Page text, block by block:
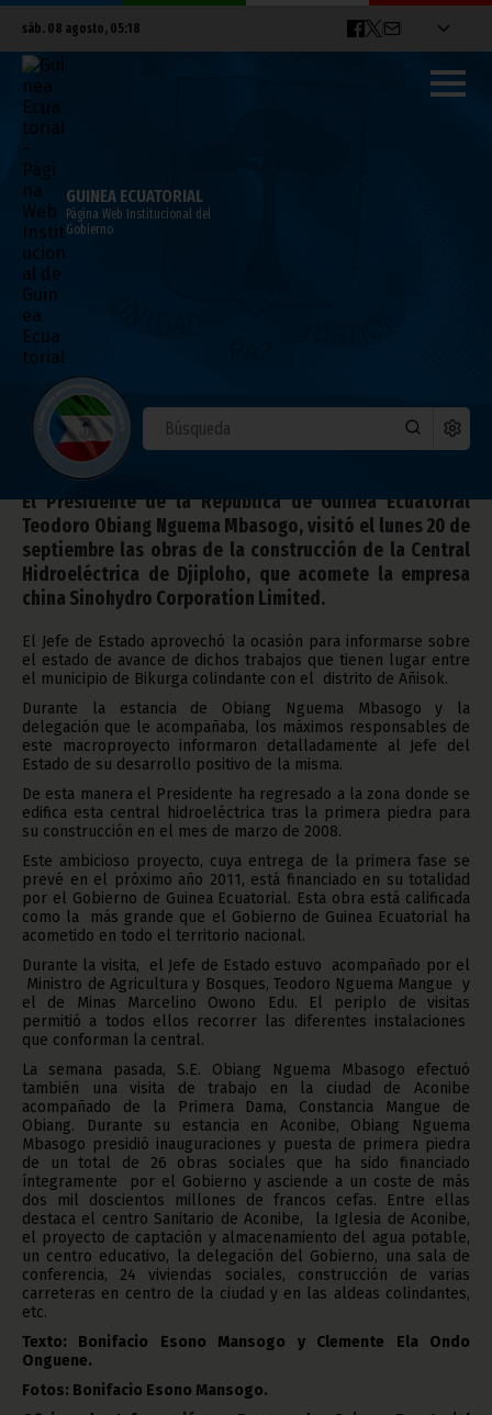
sáb. 08 agosto, 05:18
GUINEA ECUATORIAL
Página Web Institucional del
Gobierno
Visita del Jefe de Estado ecuatoguineano
a la Central Hidroeléctrica de Djiploho
septiembre 24, 2010
Noticias Presidencia
El Presidente de la República de Guinea Ecuatorial
Teodoro Obiang Nguema Mbasogo, visitó el lunes 20 de
septiembre las obras de la construcción de la Central
Hidroeléctrica de Djiploho, que acomete la empresa
china Sinohydro Corporation Limited.
El Jefe de Estado aprovechó la ocasión para informarse sobre
el estado de avance de dichos trabajos que tienen lugar entre
el municipio de Bikurga colindante con el distrito de Añisok.
Durante la estancia de Obiang Nguema Mbasogo y la
delegación que le acompañaba, los máximos responsables de
este macroproyecto informaron detalladamente al Jefe del
Estado de su desarrollo positivo de la misma.
De esta manera el Presidente ha regresado a la zona donde se
edifica esta central hidroeléctrica tras la primera piedra para
su construcción en el mes de marzo de 2008.
Este ambicioso proyecto, cuya entrega de la primera fase se
prevé en el próximo año 2011, está financiado en su totalidad
por el Gobierno de Guinea Ecuatorial. Esta obra está calificada
como la más grande que el Gobierno de Guinea Ecuatorial ha
acometido en todo el territorio nacional.
Durante la visita, el Jefe de Estado estuvo acompañado por el
Ministro de Agricultura y Bosques, Teodoro Nguema Mangue y
el de Minas Marcelino Owono Edu. El periplo de visitas
permitió a todos ellos recorrer las diferentes instalaciones
que conforman la central.
La semana pasada, S.E. Obiang Nguema Mbasogo efectuó
también una visita de trabajo en la ciudad de Aconibe
acompañado de la Primera Dama, Constancia Mangue de
Obiang. Durante su estancia en Aconibe, Obiang Nguema
Mbasogo presidió inauguraciones y puesta de primera piedra
de un total de 26 obras sociales que ha sido financiado
íntegramente por el Gobierno y asciende a un coste de más
dos mil doscientos millones de francos cefas. Entre ellas
destaca el centro Sanitario de Aconibe, la Iglesia de Aconibe,
el proyecto de captación y almacenamiento del agua potable,
un centro educativo, la delegación del Gobierno, una sala de
conferencia, 24 viviendas sociales, construcción de varias
carreteras en centro de la ciudad y en las aldeas colindantes,
etc.
Texto: Bonifacio Esono Mansogo y Clemente Ela Ondo
Onguene.
Fotos: Bonifacio Esono Mansogo.